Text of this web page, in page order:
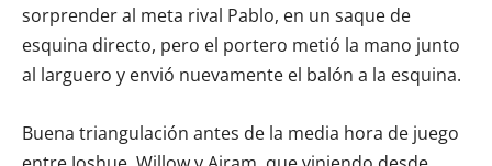
sorprender al meta rival Pablo, en un saque de
esquina directo, pero el portero metió la mano junto
al larguero y envió nuevamente el balón a la esquina.
Buena triangulación antes de la media hora de juego